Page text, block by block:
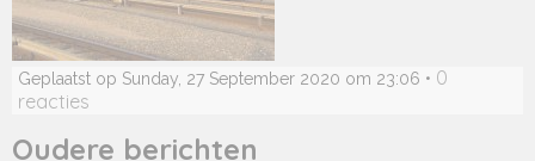
Geplaatst op Sunday, 27 September 2020 om 23:06 • 0
reacties
Oudere berichten